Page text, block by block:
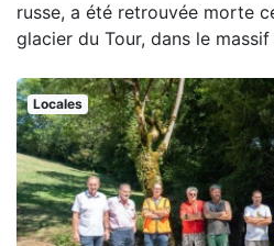
russe, a été retrouvée morte
glacier du Tour, dans le
Locales